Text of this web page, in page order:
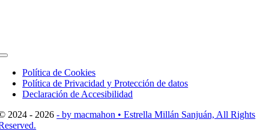
Toggle
NavigationPolítica de Cookies
Política de Privacidad y Protección de datos
Declaración de Accesibilidad
2024 - 2026- by macmahon • Estrella Millán Sanjuán, All Rights